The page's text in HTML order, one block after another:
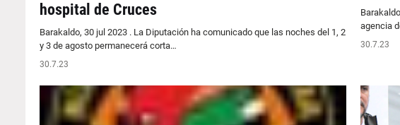
hospital de Cruces
Barakaldo, 30 jul 2023 . La Diputación ha comunicado que las noches del 1, 2
y 3 de agosto permanecerá corta…
30.7.23
agencia
30.7.23